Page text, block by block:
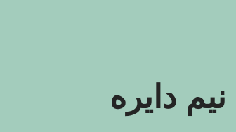
نیم دایره